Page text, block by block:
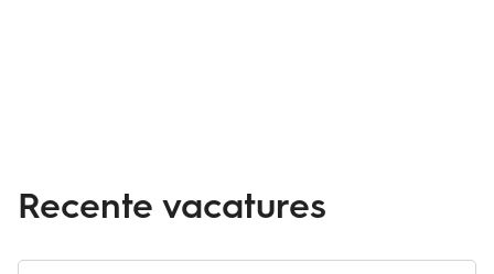
Recente vacatures